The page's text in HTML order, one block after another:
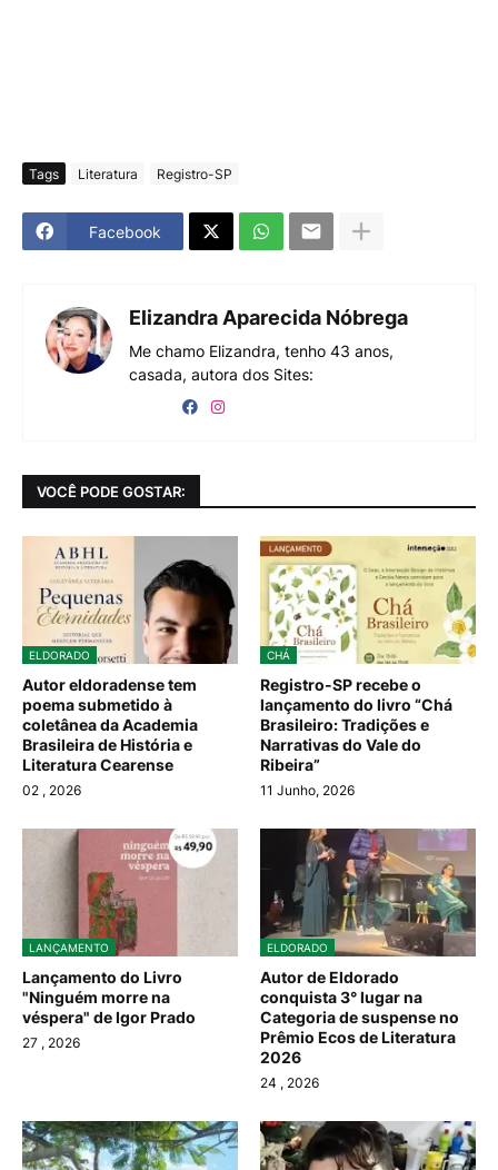
Tags Literatura Registro-SP
Facebook
Elizandra Aparecida Nóbrega
Me chamo Elizandra, tenho 43 anos,
casada, autora dos Sites:
VOCÊ PODE GOSTAR:
ELDORADO
Autor eldoradense tem
poema submetido à
coletânea da Academia
Brasileira de História e
Literatura Cearense
02 , 2026
CHÁ
Registro-SP recebe o
lançamento do livro “Chá
Brasileiro: Tradições e
Narrativas do Vale do
Ribeira”
11 Junho, 2026
LANÇAMENTO
Lançamento do Livro
"Ninguém morre na
véspera" de Igor Prado
27 , 2026
ELDORADO
Autor de Eldorado
conquista 3° lugar na
Categoria de suspense no
Prêmio Ecos de Literatura
2026
24 , 2026